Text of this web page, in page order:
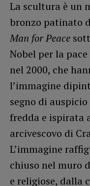
La scultura è un
bronzo patinato
Man for Peace
Nobel per la
nel 2000, che
l’immagine
segno di
fredda e ispirata
arcivescovo di
L’immagine
chiuso nel muro
e religiose, dalla